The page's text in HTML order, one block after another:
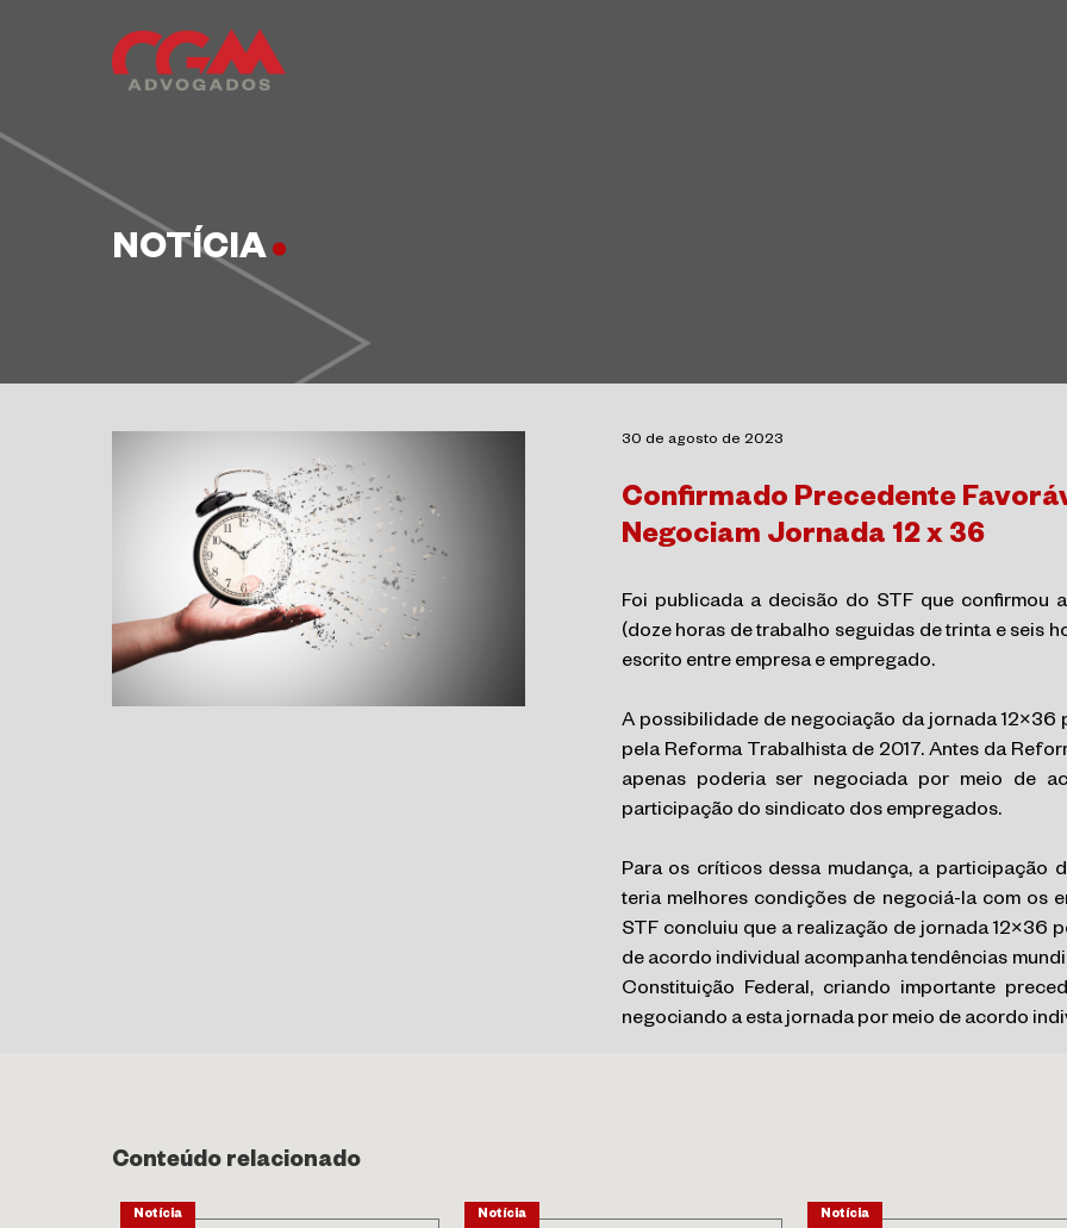
NOTÍCIA
30 de agosto de 2023
Confirmado Precedente
Negociam Jornada 12 x 36
Foi publicada a decisão do STF que confirmou
(doze horas de trabalho seguidas de trinta e seis
escrito entre empresa e empregado.
A possibilidade de negociação da jornada
pela Reforma Trabalhista de 2017. Antes da
apenas poderia ser negociada por meio de
participação do sindicato dos empregados.
Para os críticos dessa mudança, a participação
teria melhores condições de negociá-la com os
STF concluiu que a realização de jornada 12×36
de acordo individual acompanha tendências
Constituição Federal, criando importante
negociando a esta jornada por meio de acordo
Conteúdo relacionado
Notícia Notícia Notícia